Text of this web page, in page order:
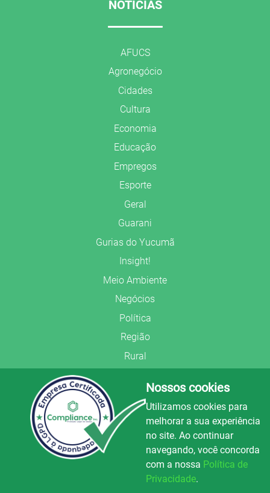
NOTÍCIAS
AFUCS
Agronegócio
Cidades
Cultura
Economia
Educação
Empregos
Esporte
Geral
Guarani
Gurias do Yucumã
Insight!
Meio Ambiente
Negócios
Política
Região
Rural
Segurança Pública
União Frederiquense
© Copyright 2022.LA+.
Nossos cookies
Utilizamos cookies para
melhorar a sua experiência
no site. Ao continuar
navegando, você concorda
com a nossa Política de
Privacidade.